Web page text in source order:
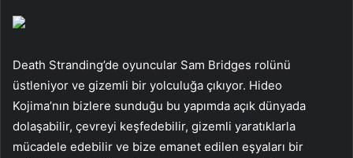
Death Stranding’de oyuncular Sam Bridges rolünü
üstleniyor ve gizemli bir yolculuğa çıkıyor. Hideo
Kojima’nın bizlere sunduğu bu yapımda açık dünyada
dolaşabilir, çevreyi keşfedebilir, gizemli yaratıklarla
mücadele edebilir ve bize emanet edilen eşyaları bir